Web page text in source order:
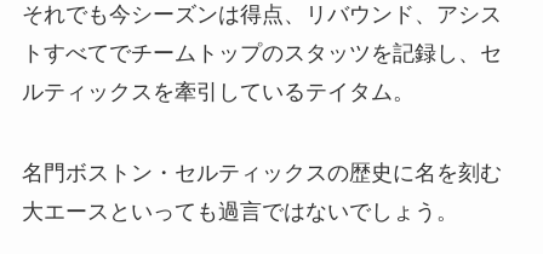
それでも今シーズンは得点、リバウンド、アシス
トすべてでチームトップのスタッツを記録し、セ
ルティックスを牽引しているテイタム。
名門ボストン・セルティックスの歴史に名を刻む
大エースといっても過言ではないでしょう。